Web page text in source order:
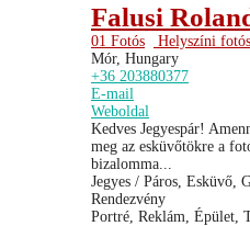
Falusi
01 Fotós
Helyszíni fotós
Mór, Hungary
+36 203880377
E-mail
Weboldal
Kedves Jegyespár!
meg az esküvőtökre a
bizalomma...
Jegyes / Páros, Esküvő,
Rendezvény
Portré, Reklám, Épület,